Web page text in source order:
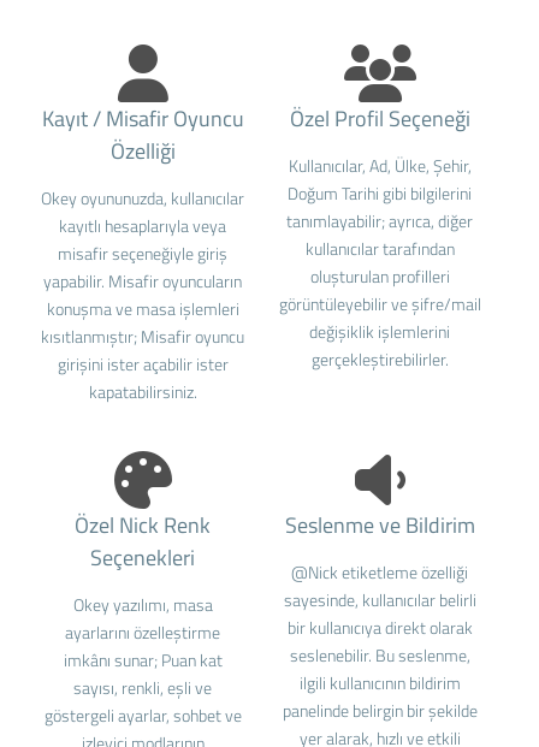
Kayıt / Misafir Oyuncu
Özelliği
Okey oyununuzda, kullanıcılar
kayıtlı hesaplarıyla veya
misafir seçeneğiyle giriş
yapabilir. Misafir oyuncuların
konuşma ve masa işlemleri
kısıtlanmıştır; Misafir oyuncu
girişini ister açabilir ister
kapatabilirsiniz.
Özel Profil Seçeneği
Kullanıcılar, Ad, Ülke, Şehir,
Doğum Tarihi gibi bilgilerini
tanımlayabilir; ayrıca, diğer
kullanıcılar tarafından
oluşturulan profilleri
görüntüleyebilir ve şifre/mail
değişiklik işlemlerini
gerçekleştirebilirler.
Özel Nick Renk
Seçenekleri
Okey yazılımı, masa
ayarlarını özelleştirme
imkânı sunar; Puan kat
sayısı, renkli, eşli ve
göstergeli ayarlar, sohbet ve
Seslenme ve Bildirim
@Nick etiketleme özelliği
sayesinde, kullanıcılar belirli
bir kullanıcıya direkt olarak
seslenebilir. Bu seslenme,
ilgili kullanıcının bildirim
panelinde belirgin bir şekilde
yer alarak, hızlı ve etkili